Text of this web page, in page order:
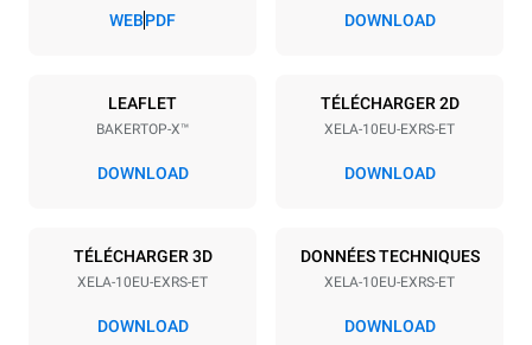
380-415V 3N~ / 220-240V
3~
21 kW
50 / 60 Hz NON INCLUS
WEBPDF DOWNLOAD
LEAFLET
BAKERTOP-X™
DOWNLOAD
TÉLÉCHARGER 2D
XELA-10EU-EXRS-ET
DOWNLOAD
TÉLÉCHARGER 3D
XELA-10EU-EXRS-ET
DOWNLOAD
DONNÉES TECHNIQUES
XELA-10EU-EXRS-ET
DOWNLOAD